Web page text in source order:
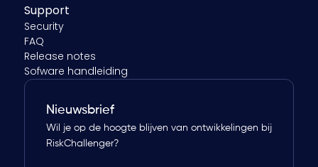
Support
Security
FAQ
Release notes
Sofware handleiding
Nieuwsbrief
Wil je op de hoogte blijven van ontwikkelingen bij
RiskChallenger?